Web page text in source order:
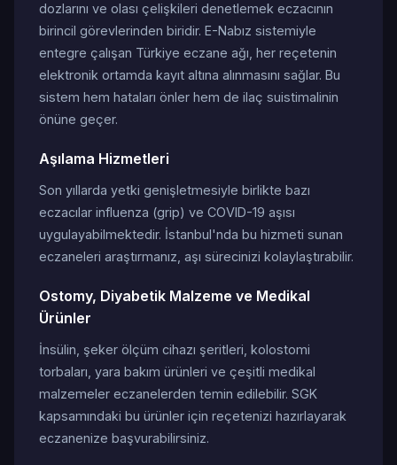
dozlarını ve olası çelişkileri denetlemek eczacının
birincil görevlerinden biridir. E-Nabız sistemiyle
entegre çalışan Türkiye eczane ağı, her reçetenin
elektronik ortamda kayıt altına alınmasını sağlar. Bu
sistem hem hataları önler hem de ilaç suistimalinin
önüne geçer.
Aşılama Hizmetleri
Son yıllarda yetki genişletmesiyle birlikte bazı
eczacılar influenza (grip) ve COVID-19 aşısı
uygulayabilmektedir. İstanbul'nda bu hizmeti sunan
eczaneleri araştırmanız, aşı sürecinizi kolaylaştırabilir.
Ostomy, Diyabetik Malzeme ve Medikal
Ürünler
İnsülin, şeker ölçüm cihazı şeritleri, kolostomi
torbaları, yara bakım ürünleri ve çeşitli medikal
malzemeler eczanelerden temin edilebilir. SGK
kapsamındaki bu ürünler için reçetenizi hazırlayarak
eczanenize başvurabilirsiniz.